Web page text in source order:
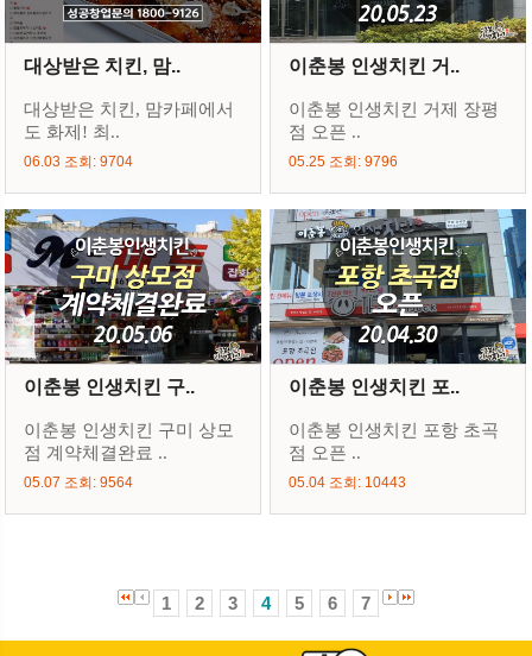
대상받은 치킨, 맘..
대상받은 치킨, 맘카페에서
도 화제! 최..
06.03 조회: 9704
이춘봉 인생치킨 거..
이춘봉 인생치킨 거제 장평
점 오픈 ..
05.25 조회: 9796
이춘봉 인생치킨 구..
이춘봉 인생치킨 구미 상모
점 계약체결완료 ..
05.07 조회: 9564
이춘봉 인생치킨 포..
이춘봉 인생치킨 포항 초곡
점 오픈 ..
05.04 조회: 10443
1 2 3 4 5 6 7